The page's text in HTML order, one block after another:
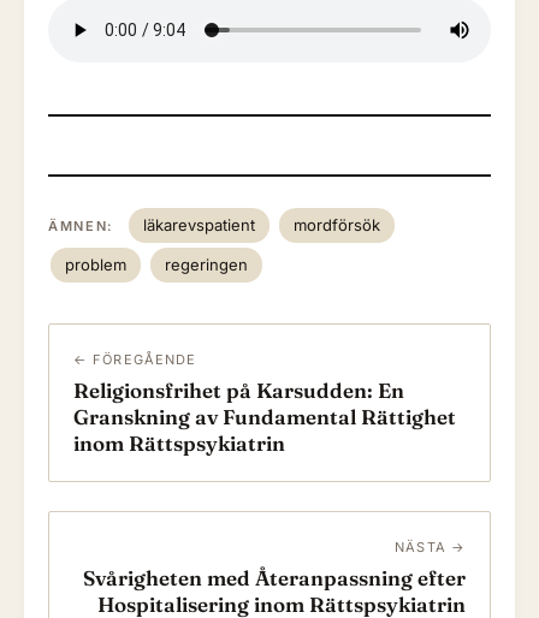
ÄMNEN: läkarevspatient mordförsök
problem regeringen
← FÖREGÅENDE
Religionsfrihet på Karsudden: En
Granskning av Fundamental Rättighet
inom Rättspsykiatrin
NÄSTA →
Svårigheten med Återanpassning efter
Hospitalisering inom Rättspsykiatrin